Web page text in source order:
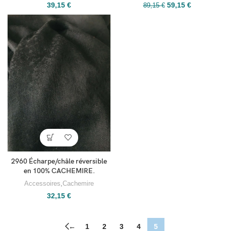
39,15 € 89,15€ 59,15 €
2960 Écharpe/châle réversible
en 100% CACHEMIRE.
Accessoires Cachemire
32,15 €
← 1 2 3 4 5